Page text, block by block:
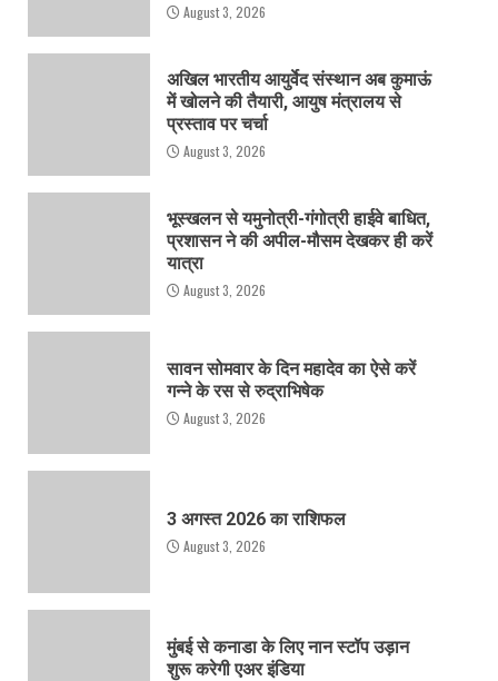
August 3, 2026
अखिल भारतीय आयुर्वेद संस्थान अब कुमाऊं
में खोलने की तैयारी, आयुष मंत्रालय से
प्रस्ताव पर चर्चा
August 3, 2026
भूस्खलन से यमुनोत्री-गंगोत्री हाईवे बाधित,
प्रशासन ने की अपील-मौसम देखकर ही करें
यात्रा
August 3, 2026
सावन सोमवार के दिन महादेव का ऐसे करें
गन्ने के रस से रुद्राभिषेक
August 3, 2026
3 अगस्त 2026 का राशिफल
August 3, 2026
मुंबई से कनाडा के लिए नान स्टॉप उड़ान
शुरू करेगी एअर इंडिया